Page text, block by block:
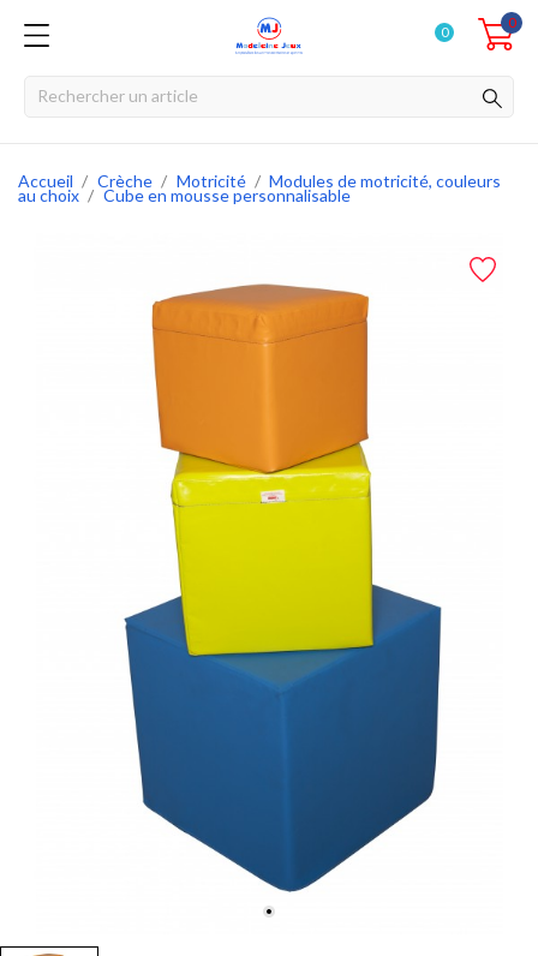
0
0
Accueil Crèche Motricité Modules de motricité, couleurs
au choix Cube en mousse personnalisable